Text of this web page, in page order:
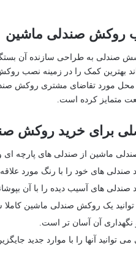
روکش صندلی ماشین
صندلی به طراحی سازنده آن
بهترین کمک را در زمینه نصب
محل مورد تقاضای مشتری روکش
متمایز کرده است.
ماشین از صندلی های پارچه
صندلی های خود را با رنگ مورد
صندلی های آسیب دیده را با آن
یک روکش صندلی ماشین کاملا
آن آسان تر است.
توانید آنها را با موارد جدید